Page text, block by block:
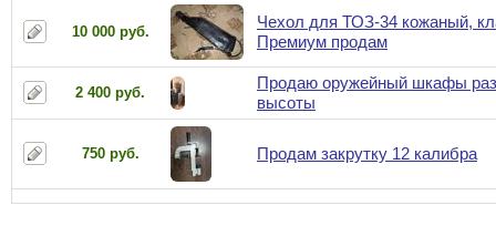
10 000 руб.
Чехол для ТОЗ-34 кожаный,
Премиум продам
2 400 руб.
Продаю оружейный шкафы
высоты
750 руб. Продам закрутку 12 калибра